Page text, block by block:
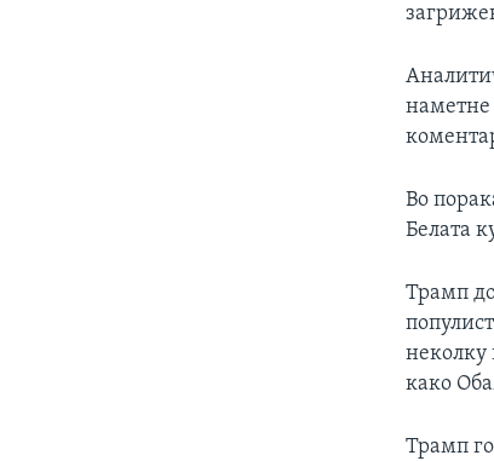
наметне
Во
Белата
Трамп
неколку
како
Трамп